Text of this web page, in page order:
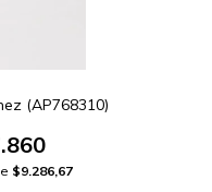
(AP768310)
$9.286,67